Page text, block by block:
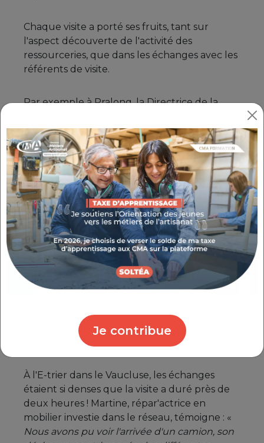
Je contribue
Chaque visite a porté ses fruits, tant sur
l'aspect découverte de l'activité des
ressourceries, que dans les échanges avec les
référents de visite.
Par exemple à Pralong, la Directrice de la
une collaboration avec Fanny, répar'actrice
en mobilier : celle-ci pourraitanimer auprès
des encadrants et salariés un stage «
apprendre à relooker un meuble », afin
qu'ils montent en compétences. Un
événement pour le grand public peut aussi
être envisagé ; Fanny indique : «Je pourrai
tenir un petit stand pour expliquer mon travail
de relooking de meuble, et également faire
une démonstration et /ou un atelier sur
» Elle ajoute : «C'était intéressant
de créer ce moment pour échanger.
Je
longtemps donc c'était parfait pour moi
d'avoir le contact direct et de visu avec la
pour ces futurs projets.»
À l'E-trier dans le Vaucluse, les échanges
étaient si denses que la visite a duré près de
deux heures ! Martine, répar'actrice en
mobilier investie dans le réseau, témoigne : «
Nous avons pu voir l'arrivée d'un camion, son